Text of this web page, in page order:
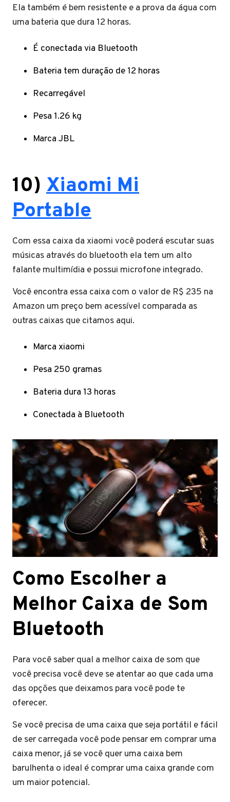
Ela também é bem resistente e a prova da água com
uma bateria que dura 12 horas.
É conectada via Bluetooth
Bateria tem duração de 12 horas
Recarregável
Pesa 1.26 kg
Marca JBL
10) Xiaomi Mi
Portable
Com essa caixa da xiaomi você poderá escutar suas
músicas através do bluetooth ela tem um alto
falante multimídia e possui microfone integrado.
Você encontra essa caixa com o valor de R$ 235 na
Amazon um preço bem acessível comparada as
outras caixas que citamos aqui.
Marca xiaomi
Pesa 250 gramas
Bateria dura 13 horas
Conectada à Bluetooth
Como Escolher a
Melhor Caixa de Som
Bluetooth
Para você saber qual a melhor caixa de som que
você precisa você deve se atentar ao que cada uma
das opções que deixamos para você pode te
oferecer.
Se você precisa de uma caixa que seja portátil e fácil
de ser carregada você pode pensar em comprar uma
caixa menor, já se você quer uma caixa bem
barulhenta o ideal é comprar uma caixa grande com
um maior potencial.